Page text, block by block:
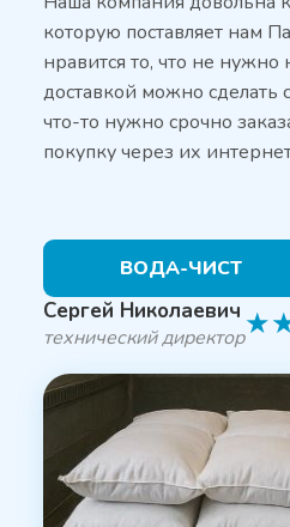
которую поставляет нам
нравится то, что не нужно
доставкой можно сделать
что-то нужно срочно
покупку через их
ВОДА-ЧИСТ
Сергей Николаевич
технический директор★